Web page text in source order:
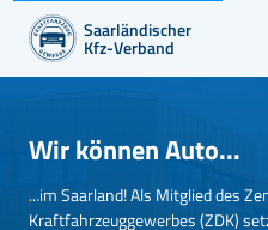
Saarländischer
Kfz-Verband
Wir können Auto...
...im Saarland! Als Mitglied des
Kraftfahrzeuggewerbes (ZDK)